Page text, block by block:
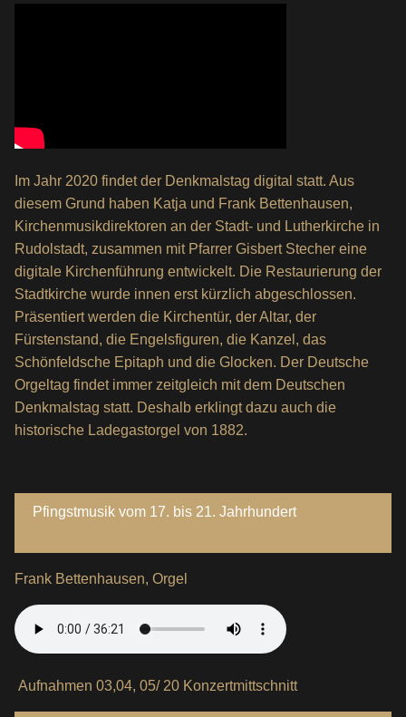
Im Jahr 2020 findet der Denkmalstag digital statt. Aus
diesem Grund haben Katja und Frank Bettenhausen,
Kirchenmusikdirektoren an der Stadt- und Lutherkirche in
Rudolstadt, zusammen mit Pfarrer Gisbert Stecher eine
digitale Kirchenführung entwickelt. Die Restaurierung der
Stadtkirche wurde innen erst kürzlich abgeschlossen.
Präsentiert werden die Kirchentür, der Altar, der
Fürstenstand, die Engelsfiguren, die Kanzel, das
Schönfeldsche Epitaph und die Glocken. Der Deutsche
Orgeltag findet immer zeitgleich mit dem Deutschen
Denkmalstag statt. Deshalb erklingt dazu auch die
historische Ladegastorgel von 1882.
Pfingstmusik vom 17. bis 21. Jahrhundert
Frank Bettenhausen, Orgel
Aufnahmen 03,04, 05/ 20 Konzertmittschnitt